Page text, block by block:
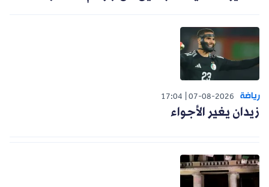
رياضة 07-08-2026
17:04
زيدان يغير الأجواء